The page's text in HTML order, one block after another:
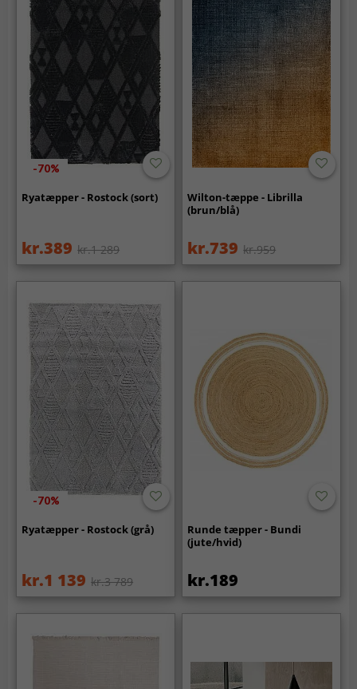
-70%
Ryatæpper - Rostock (sort)
kr.389 kr.1 289
Wilton-tæppe - Librilla
(brun/blå)
kr.739 kr.959
-70%
Ryatæpper - Rostock (grå)
kr.1 139 kr.3 789
Runde tæpper - Bundi
(jute/hvid)
kr.189